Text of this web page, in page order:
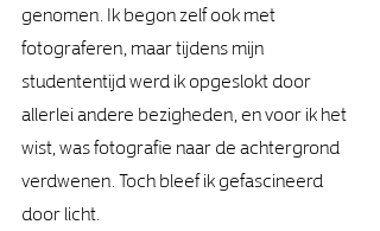
genomen. Ik begon zelf ook met
fotograferen, maar tijdens mijn
studententijd werd ik opgeslokt door
allerlei andere bezigheden, en voor ik het
wist, was fotografie naar de achtergrond
verdwenen. Toch bleef ik gefascineerd
door licht.